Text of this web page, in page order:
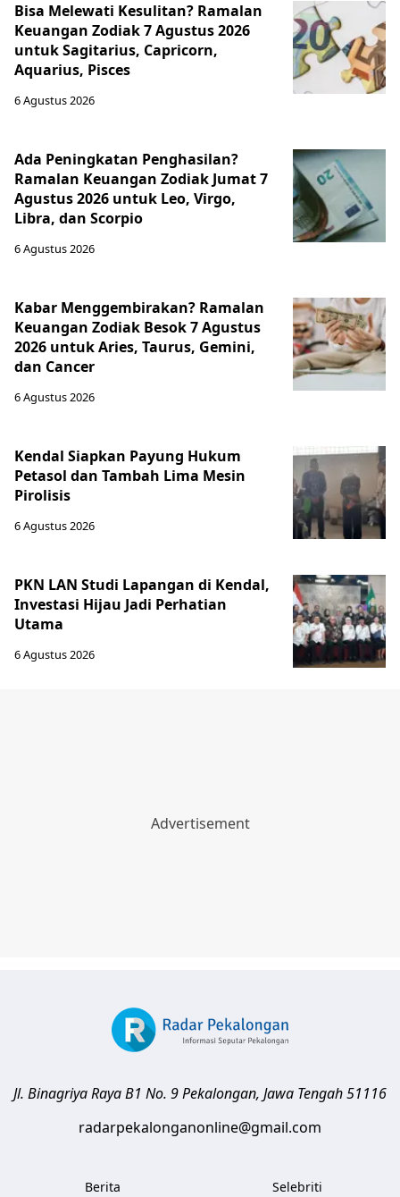
Bisa Melewati Kesulitan? Ramalan
Keuangan Zodiak 7 Agustus 2026
untuk Sagitarius, Capricorn,
Aquarius, Pisces
6 Agustus 2026
Ada Peningkatan Penghasilan?
Ramalan Keuangan Zodiak Jumat 7
Agustus 2026 untuk Leo, Virgo,
Libra, dan Scorpio
6 Agustus 2026
Kabar Menggembirakan? Ramalan
Keuangan Zodiak Besok 7 Agustus
2026 untuk Aries, Taurus, Gemini,
dan Cancer
6 Agustus 2026
Kendal Siapkan Payung Hukum
Petasol dan Tambah Lima Mesin
Pirolisis
6 Agustus 2026
PKN LAN Studi Lapangan di Kendal,
Investasi Hijau Jadi Perhatian
Utama
6 Agustus 2026
Jl. Binagriya Raya B1 No. 9Pekalongan, Jawa Tengah51116
radarpekalonganonline@gmail.com
Berita
Selebriti